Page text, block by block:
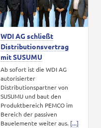
WDI AG schließt
Distributionsvertrag
mit SUSUMU
Ab sofort ist die WDI AG
autorisierter
Distributionspartner von
SUSUMU und baut den
Produktbereich PEMCO im
Bereich der passiven
Bauelemente weiter aus. [...]